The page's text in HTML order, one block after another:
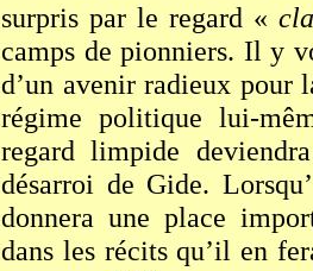
surpris par le regard «
camps de pionniers. Il y
d’un avenir radieux pour
régime politique lui-
regard limpide
désarroi de Gide.
donnera une place
dans les récits qu’il en